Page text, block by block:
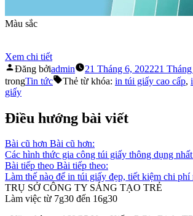
Màu sắc
Xem chi tiết
Đăng bởiadmin 21 Tháng 6, 202221
trongTin tức Thẻ từ khóa: in túi giấy cao cấp,
giấy
Điều hướng bài viết
Bài cũ hơn Bài cũ hơn:
Các hình thức gia công túi giấy thông dụng
Bài tiếp theo Bài tiếp theo:
Làm thế nào để in túi giấy đẹp, tiết kiệm chi phí
TRỤ SỞ CÔNG TY SÁNG TẠO TRẺ
Làm việc từ 7g30 đến 16g30